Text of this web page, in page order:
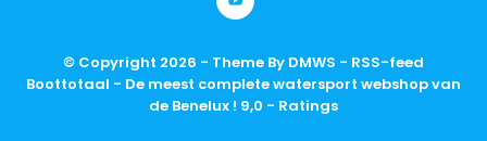
© Copyright 2026 - Theme By DMWS - RSS-feed
Boottotaal - De meest complete watersport webshop van
de Benelux ! 9,0 - Ratings